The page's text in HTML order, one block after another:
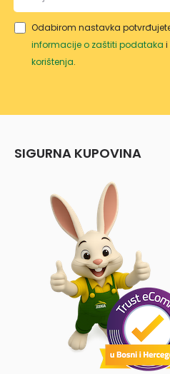
Odabirom nastavka
informacije o zaštiti podataka i
korištenja.
SIGURNA KUPOVINA